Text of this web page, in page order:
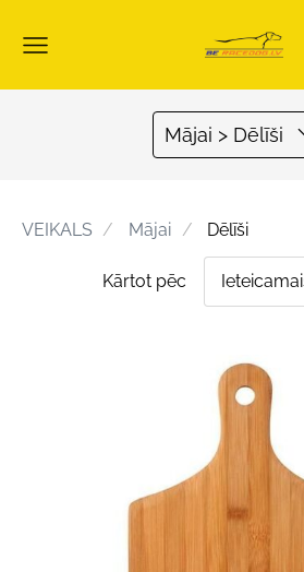
Mājai > Dēlīši
VEIKALS Mājai Dēlīši
Kārtot pēc